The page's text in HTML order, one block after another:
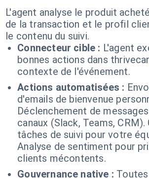
L'agent analyse le produit
de la transaction et le profil
le contenu du suivi.
Connecteur cible : L'agent
bonnes actions dans
contexte de l'événement.
Actions automatisées :
d'emails de bienvenue
Déclenchement de
canaux (Slack, Teams,
tâches de suivi pour votre
Analyse de sentiment pour
clients mécontents.
Gouvernance native :